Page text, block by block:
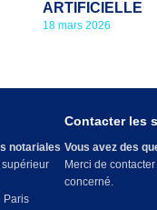
ARTIFICIELLE
18 mars 2026
notariales
supérieur
Paris
Contacter les
Vous avez des
Merci de
concerné.